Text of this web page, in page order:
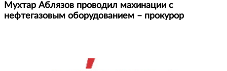
Мухтар Аблязов проводил махинации с
нефтегазовым оборудованием – прокурор